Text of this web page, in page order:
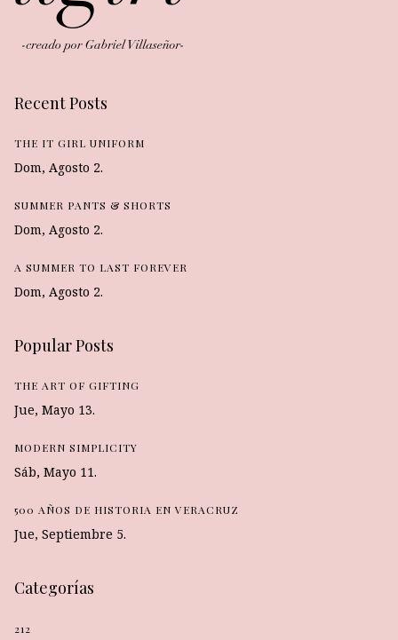
Recent Posts
THE IT GIRL UNIFORM
Dom, Agosto 2.
SUMMER PANTS & SHORTS
Dom, Agosto 2.
A SUMMER TO LAST FOREVER
Dom, Agosto 2.
Popular Posts
THE ART OF GIFTING
Jue, Mayo 13.
MODERN SIMPLICITY
Sáb, Mayo 11.
500 AÑOS DE HISTORIA EN VERACRUZ
Jue, Septiembre 5.
Categorías
212